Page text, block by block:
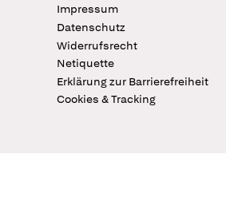
Impressum
Datenschutz
Widerrufsrecht
Netiquette
Erklärung zur Barrierefreiheit
Cookies & Tracking